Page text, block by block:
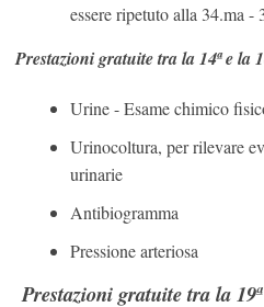
essere ripetuto alla 34.ma -
Prestazioni gratuite tra la 14ª e la
Urine - Esame chimico
Urinocoltura, per rilevare
urinarie
Antibiogramma
Pressione arteriosa
Prestazioni gratuite tra la